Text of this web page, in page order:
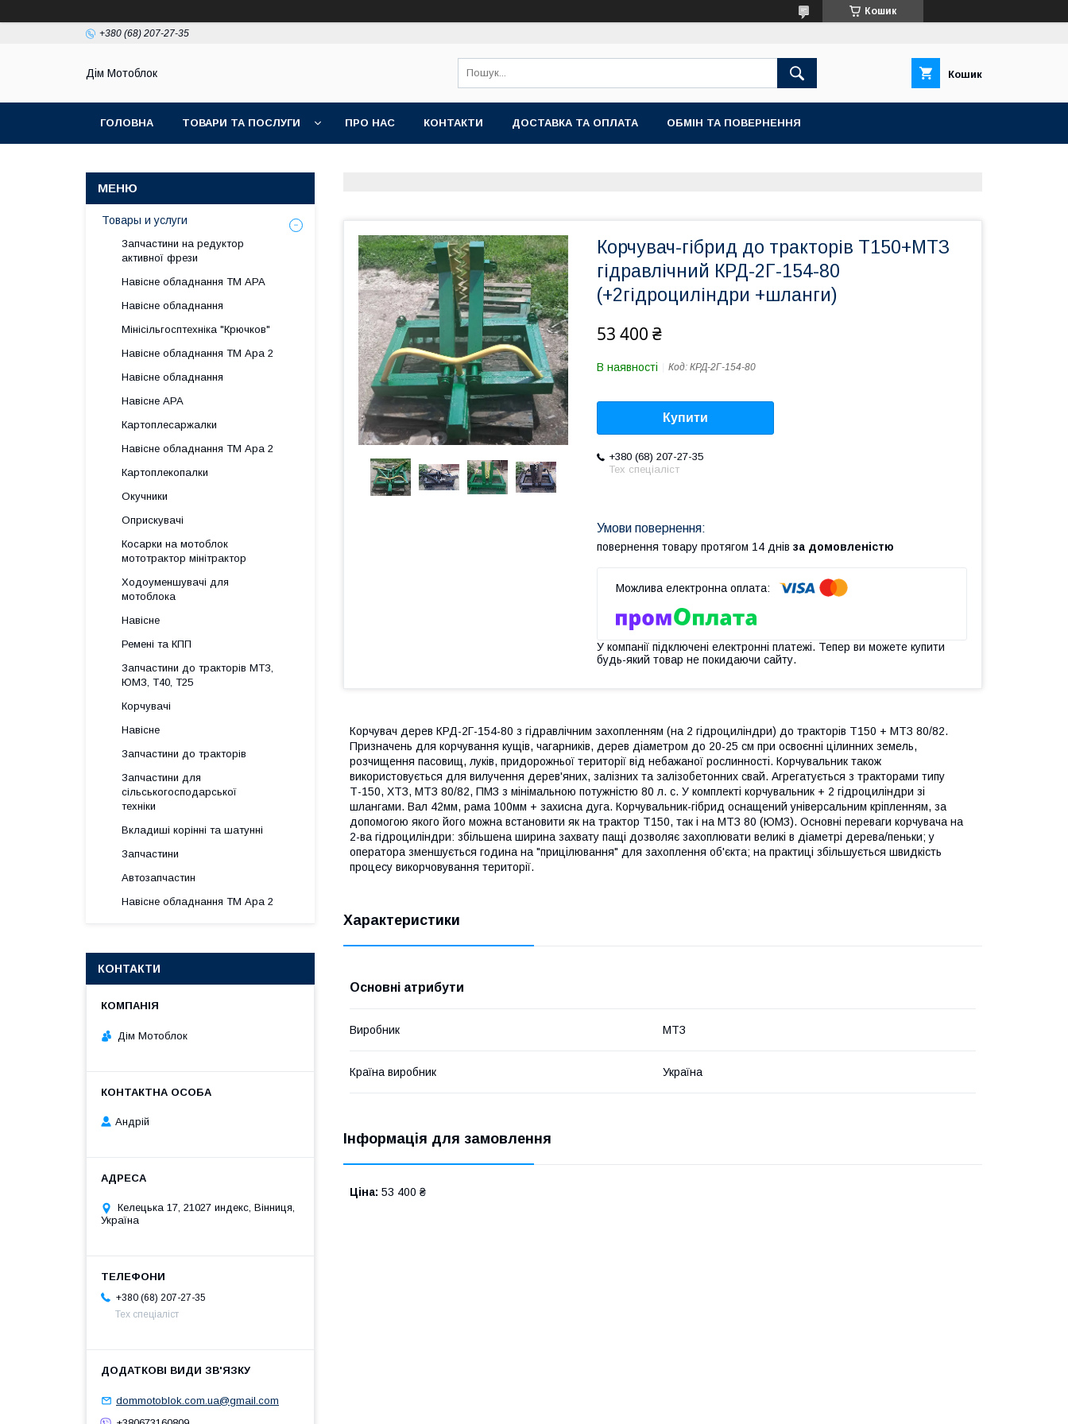
Кошик
+380 (68) 207-27-35
Дім Мотоблок Кошик
ГОЛОВНА ТОВАРИ ТА ПОСЛУГИ ПРО НАС КОНТАКТИ ДОСТАВКА ТА ОПЛАТА ОБМІН ТА ПОВЕРНЕННЯ
Корчувач-гібрид до тракторів Т150+МТЗ
гідравлічний КРД-2Г-154-80
(+2гідроциліндри +шланги)
53 400 ₴
В наявності Код: КРД-2Г-154-80
Купити
+380 (68) 207-27-35
Тех спеціаліст
повернення товару протягом 14 днів за домовленістю
У компанії підключені електронні платежі. Тепер ви можете купити
будь-який товар не покидаючи сайту.
Корчувач дерев КРД-2Г-154-80 з гідравлічним захопленням (на 2 гідроциліндри) до тракторів Т150 + МТЗ 80/82.
Призначень для корчування кущів, чагарників, дерев діаметром до 20-25 см при освоєнні цілинних земель,
розчищення пасовищ, луків, придорожньої території від небажаної рослинності. Корчувальник також
використовується для вилучення дерев'яних, залізних та залізобетонних свай. Агрегатується з тракторами типу
Т-150, ХТЗ, МТЗ 80/82, ПМЗ з мінімальною потужністю 80 л. с. У комплекті корчувальник + 2 гідроциліндри зі
шлангами. Вал 42мм, рама 100мм + захисна дуга. Корчувальник-гібрид оснащений універсальним кріпленням, за
допомогою якого його можна встановити як на трактор Т150, так і на МТЗ 80 (ЮМЗ). Основні переваги корчувача на
2-ва гідроциліндри: збільшена ширина захвату пащі дозволяє захоплювати великі в діаметрі дерева/пеньки; у
оператора зменшується година на "прицілювання" для захоплення об'єкта; на практиці збільшується швидкість
процесу викорчовування території.
Характеристики
Основні атрибути
Виробник МТЗ
Країна виробник Україна
Інформація для замовлення
Ціна: 53 400 ₴
Товары и услуги
Запчастини на редуктор
активної фрези
Навісне обладнання ТМ АРА
Навісне обладнання
Мінісільгосптехніка "Крючков"
Навісне обладнання ТМ Ара 2
Навісне обладнання
Навісне АРА
Картоплесаржалки
Навісне обладнання ТМ Ара 2
Картоплекопалки
Окучники
Оприскувачі
Косарки на мотоблок
мототрактор мінітрактор
Ходоуменшувачі для
мотоблока
Навісне
Ремені та КПП
Запчастини до тракторів МТЗ,
ЮМЗ, Т40, Т25
Корчувачі
Навісне
Запчастини до тракторів
Запчастини для
сільськогосподарської
техніки
Вкладиші корінні та шатунні
Запчастини
Автозапчастин
Навісне обладнання ТМ Ара 2
КОНТАКТИ
Дім Мотоблок
Андрій
Келецька 17, 21027 индекс, Вінниця,
Україна
+380 (68) 207-27-35
Тех спеціаліст
dommotoblok.com.ua@gmail.com